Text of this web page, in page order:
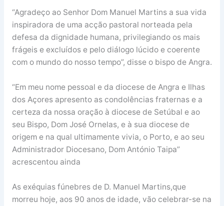
“Agradeço ao Senhor Dom Manuel Martins a sua vida
inspiradora de uma acção pastoral norteada pela
defesa da dignidade humana, privilegiando os mais
frágeis e excluídos e pelo diálogo lúcido e coerente
com o mundo do nosso tempo”, disse o bispo de Angra.
“Em meu nome pessoal e da diocese de Angra e Ilhas
dos Açores apresento as condolências fraternas e a
certeza da nossa oração à diocese de Setúbal e ao
seu Bispo, Dom José Ornelas, e à sua diocese de
origem e na qual ultimamente vivia, o Porto, e ao seu
Administrador Diocesano, Dom António Taipa”
acrescentou ainda
As exéquias fúnebres de D. Manuel Martins,que
morreu hoje, aos 90 anos de idade, vão celebrar-se na